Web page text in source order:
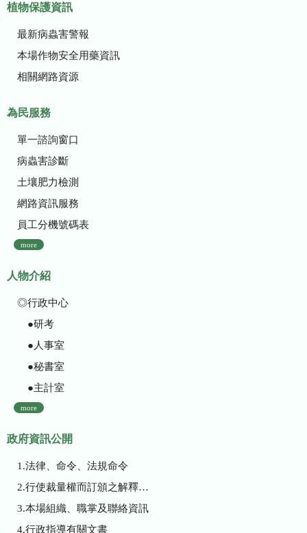
植物保護資訊
最新病蟲害警報
本場作物安全用藥資訊
相關網路資源
為民服務
單一諮詢窗口
病蟲害診斷
土壤肥力檢測
網路資訊服務
員工分機號碼表
more
人物介紹
◎行政中心
●研考
●人事室
●秘書室
●主計室
more
政府資訊公開
1.法律、命令、法規命令
2.行使裁量權而訂頒之解釋性規定及裁量基準
3.本場組織、職掌及聯絡資訊
4.行政指導有關文書